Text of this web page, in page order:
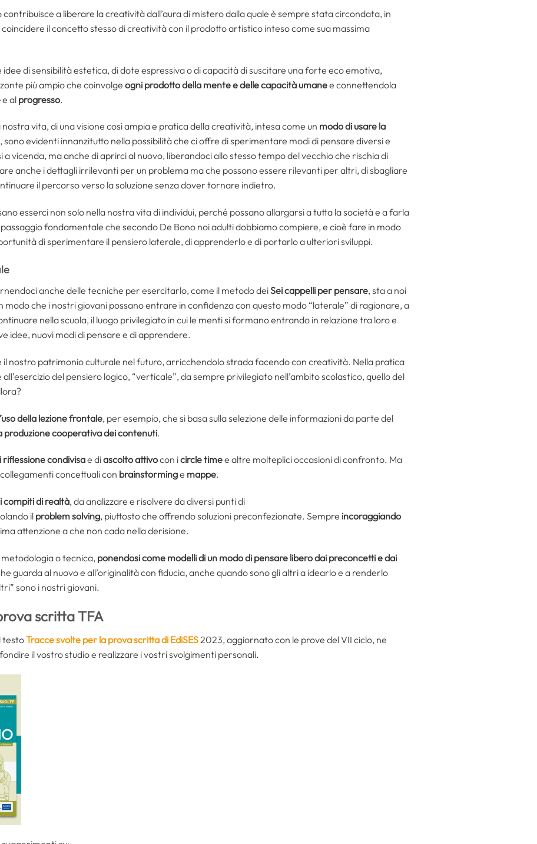
a liberare la creatività dall’aura di mistero dalla quale è sempre stata circondata, in
il concetto stesso di creatività con il prodotto artistico inteso come sua massima
idee di sensibilità estetica, di dote espressiva o di capacità di suscitare una forte eco emotiva,
più ampio che coinvolge ogni prodotto della mente e delle capacità umanee connettendola
e al progresso.
vita, di una visione così ampia e pratica della creatività, intesa come un modo di usare la
, sono evidenti innanzitutto nella possibilità che ci offre di sperimentare modi di pensare diversi e
vicenda, ma anche di aprirci al nuovo, liberandoci allo stesso tempo del vecchio che rischia di
anche i dettagli irrilevanti per un problema ma che possono essere rilevanti per altri, di sbagliare
il percorso verso la soluzione senza dover tornare indietro.
esserci non solo nella nostra vita di individui, perché possano allargarsi a tutta la società e a farla
fondamentale che secondo De Bono noi adulti dobbiamo compiere, e cioè fare in modo
di sperimentare il pensiero laterale, di apprenderlo e di portarlo a ulteriori sviluppi.
anche delle tecniche per esercitarlo, come il metodo deiSei cappelli per pensare, sta a noi
che i nostri giovani possano entrare in confidenza con questo modo “laterale” di ragionare, a
nella scuola, il luogo privilegiato in cui le menti si formano entrando in relazione tra loro e
idee, nuovi modi di pensare e di apprendere.
nostro patrimonio culturale nel futuro, arricchendolo strada facendo con creatività. Nella pratica
del pensiero logico, “verticale”, da sempre privilegiato nell’ambito scolastico, quello del
della lezione frontale, per esempio, che si basa sulla selezione delle informazioni da parte del
produzione cooperativa dei contenuti.
riflessione condivisae diascolto attivocon icircle timee altre molteplici occasioni di confronto. Ma
concettuali con brainstorminge mappe.
i compiti di realtà, da analizzare e risolvere da diversi punti di
il problem solving, piuttosto che offrendo soluzioni preconfezionate. Sempre incoraggiando
attenzione a che non cada nella derisione.
o tecnica, ponendosi come modelli di un modo di pensare libero dai preconcetti e dai
guarda al nuovo e all’originalità con fiducia, anche quando sono gli altri a idearlo e a renderlo
sono i nostri giovani.
scritta TFA
testoTracce svolte per la prova scritta di EdiSES 2023, aggiornato con le prove del VII ciclo, ne
il vostro studio e realizzare i vostri svolgimenti personali.